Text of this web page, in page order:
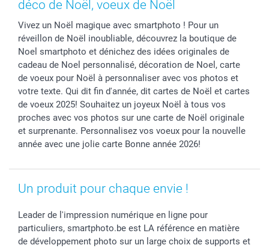
Dénicheur d'idées cadeau
Rentrée des classes
Communion
Saint-Valentin
Vacances
Conditions générales
Vie privée
Gestion des cookies
Tarifs
Investisseurs
Droit de rétractation
Modes de paiement
Modes de livraison
Grandes Quantités
Statut de ma commande
déco de Noël, voeux de Noël
Vivez un Noël magique avec smartphoto ! Pour un
réveillon de Noël inoubliable, découvrez la boutique de
Noel smartphoto et dénichez des idées originales de
cadeau de Noel personnalisé, décoration de Noel, carte
de voeux pour Noël à personnaliser avec vos photos et
votre texte. Qui dit fin d'année, dit cartes de Noël et cartes
de voeux 2025! Souhaitez un joyeux Noël à tous vos
proches avec vos photos sur une carte de Noël originale
et surprenante. Personnalisez vos voeux pour la nouvelle
année avec une jolie carte Bonne année 2026!
Un produit pour chaque envie !
Leader de l'impression numérique en ligne pour
particuliers, smartphoto.be est LA référence en matière
de développement photo sur un large choix de supports et